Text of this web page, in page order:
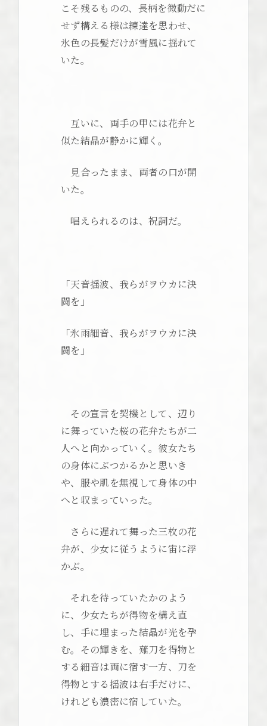
こそ残るものの、長柄を微動だに
せず構える様は練達を思わせ、
氷色の長髪だけが雪風に揺れて
いた。
互いに、両手の甲には花弁と
似た結晶が静かに輝く。
見合ったまま、両者の口が開
いた。
唱えられるのは、祝詞だ。
「天音揺波、我らがヲウカに決
闘を」
「氷雨細音、我らがヲウカに決
闘を」
その宣言を契機として、辺り
に舞っていた桜の花弁たちが二
人へと向かっていく。彼女たち
の身体にぶつかるかと思いき
や、服や肌を無視して身体の中
へと収まっていった。
さらに遅れて舞った三枚の花
弁が、少女に従うように宙に浮
かぶ。
それを待っていたかのよう
に、少女たちが得物を構え直
し、手に埋まった結晶が光を孕
む。その輝きを、薙刀を得物と
する細音は両に宿す一方、刀を
得物とする揺波は右手だけに、
けれども濃密に宿していた。